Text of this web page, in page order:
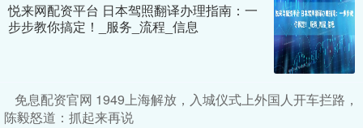
悦来网配资平台 日本驾照翻译办理指南：一
步步教你搞定！_服务_流程_信息
免息配资官网 1949上海解放，入城仪式上外国人开车拦路，
陈毅怒道：抓起来再说